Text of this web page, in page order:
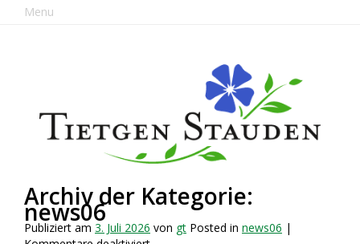
Menu
Archiv der Kategorie:
news06
Publiziert am 3. Juli 2026 von gt Posted in news06 |